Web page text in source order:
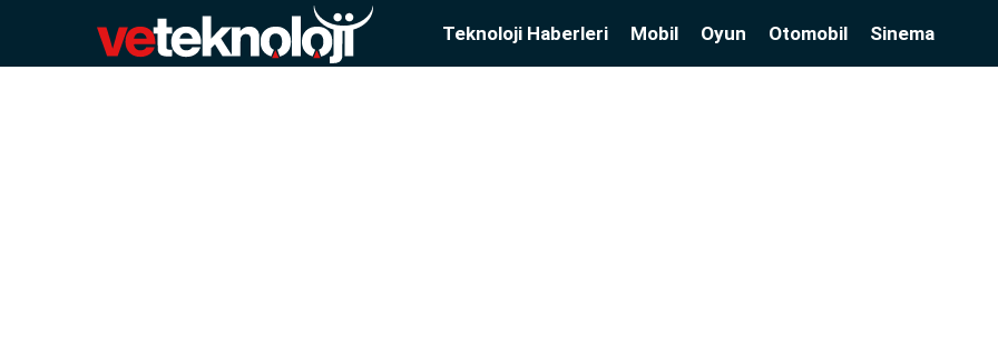
Teknoloji Haberleri Mobil Oyun Otomobil Sinema